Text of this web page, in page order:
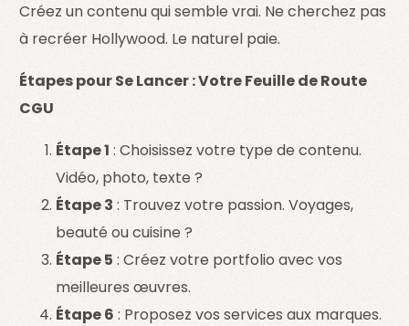
Créez un contenu qui semble vrai. Ne cherchez pas
à recréer Hollywood. Le naturel paie.
Étapes pour Se Lancer : Votre Feuille de Route
CGU
Étape 1 : Choisissez votre type de contenu.
Vidéo, photo, texte ?
Étape 3 : Trouvez votre passion. Voyages,
beauté ou cuisine ?
Étape 5 : Créez votre portfolio avec vos
meilleures œuvres.
Étape 6 : Proposez vos services aux marques.